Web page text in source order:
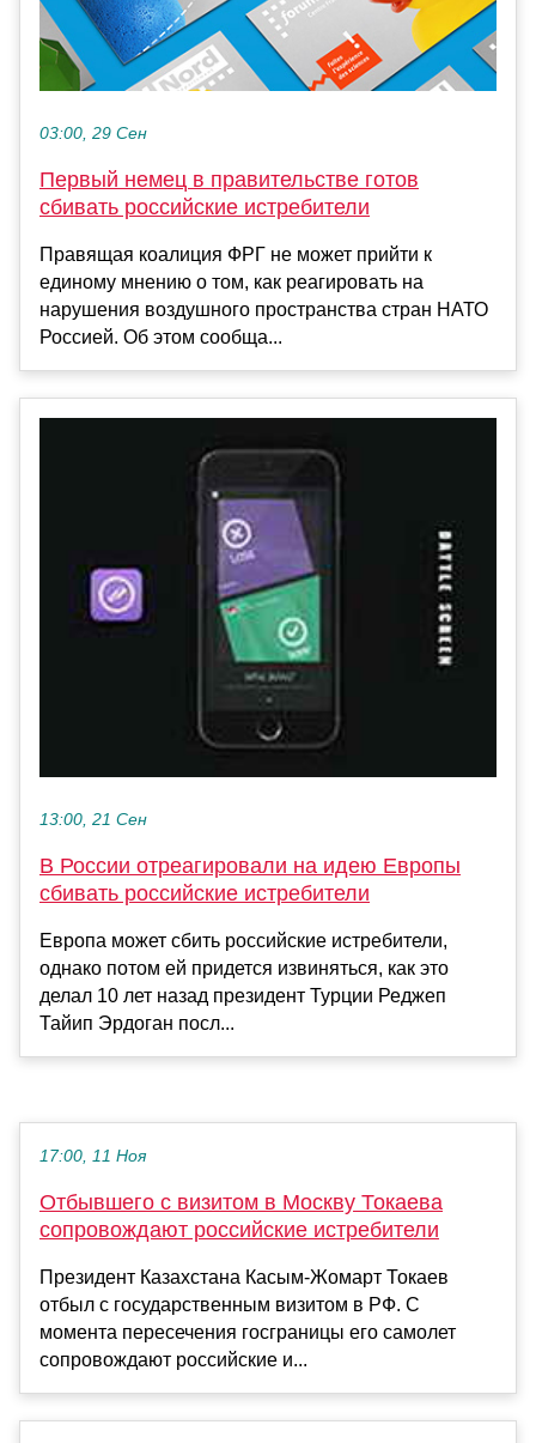
03:00, 29 Сен
Первый немец в правительстве готов
сбивать российские истребители
Правящая коалиция ФРГ не может прийти к
единому мнению о том, как реагировать на
нарушения воздушного пространства стран НАТО
Россией. Об этом сообща...
13:00, 21 Сен
В России отреагировали на идею Европы
сбивать российские истребители
Европа может сбить российские истребители,
однако потом ей придется извиняться, как это
делал 10 лет назад президент Турции Реджеп
Тайип Эрдоган посл...
17:00, 11 Ноя
Отбывшего с визитом в Москву Токаева
сопровождают российские истребители
Президент Казахстана Касым-Жомарт Токаев
отбыл с государственным визитом в РФ. С
момента пересечения госграницы его самолет
сопровождают российские и...